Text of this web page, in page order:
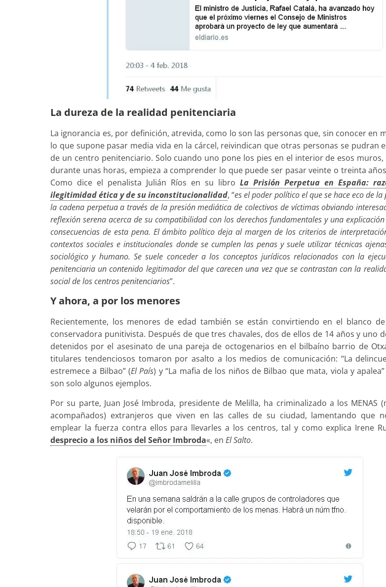
La dureza de la realidad penitenciaria
La ignorancia es, por definición, atrevida, como lo son las personas que, sin conocer en
lo que supone pasar media vida en la cárcel, reivindican que otras personas se pudran
de un centro penitenciario. Solo cuando uno pone los pies en el interior de esos muros,
durante unas horas, empieza a comprender lo que puede ser pasar veinte o treinta
Como dice el penalista Julián Ríos en su libro La Prisión Perpetua en España:
ilegitimidad ética y de su inconstitucionalidad, “es el poder político el que se hace eco de
la cadena perpetua a través de la presión mediática de colectivos de víctimas obviando
reflexión serena acerca de su compatibilidad con los derechos fundamentales y una
consecuencias de esta pena. El ámbito político deja al margen de los criterios de
contextos sociales e institucionales donde se cumplen las penas y suele utilizar técnicas
sociológico y humano. Se suele conceder a los conceptos jurídicos relacionados con la
penitenciaria un contenido legitimador del que carecen una vez que se contrastan con la
social de los centros penitenciarios”.
Y ahora, a por los menores
Recientemente, los menores de edad también se están convirtiendo en el blanco
conservadora punitivista. Después de que tres chavales, dos de ellos de 14 años y uno
detenidos por el asesinato de una pareja de octogenarios en el bilbaíno barrio de
titulares tendenciosos tomaron por asalto a los medios de comunicación: “La
estremece a Bilbao” (El País) y “La mafia de los niños de Bilbao que mata, viola y
son solo algunos ejemplos.
Por su parte, Juan José Imbroda, presidente de Melilla, ha criminalizado a los MENAS
acompañados) extranjeros que viven en las calles de su ciudad, lamentando que
emplear la fuerza contra ellos para llevarles a los centros, tal y como explica Irene
desprecio a los niños del Señor Imbroda«, en El Salto.